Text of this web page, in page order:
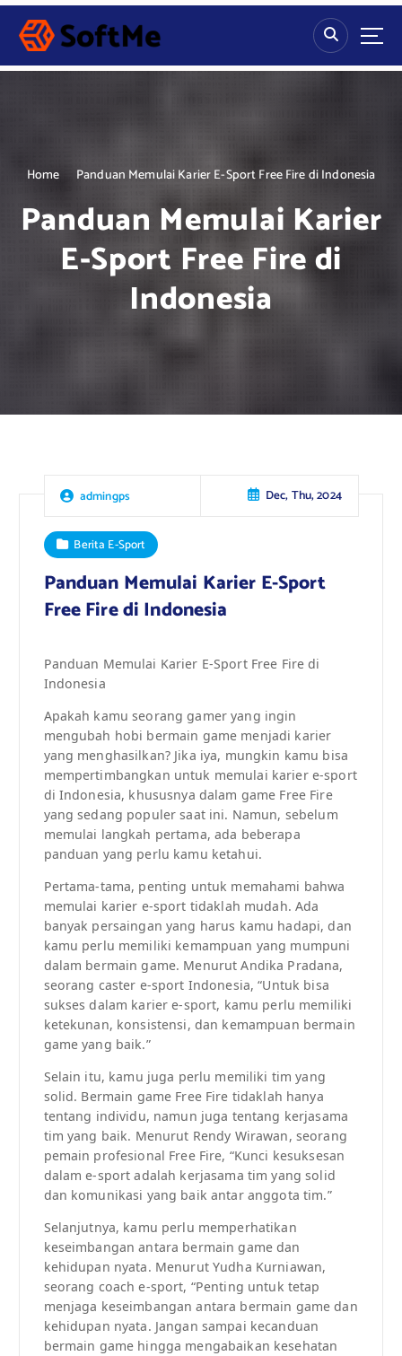
S
p
Home Panduan Memulai Karier E-Sport Free Fire di Indonesia
Panduan Memulai Karier
E-Sport Free Fire di
Indonesia
admingps Dec, Thu, 2024
Berita E-Sport
Panduan Memulai Karier E-Sport
Free Fire di Indonesia
Panduan Memulai Karier E-Sport Free Fire di
Indonesia
Apakah kamu seorang gamer yang ingin
mengubah hobi bermain game menjadi karier
yang menghasilkan? Jika iya, mungkin kamu bisa
mempertimbangkan untuk memulai karier e-sport
di Indonesia, khususnya dalam game Free Fire
yang sedang populer saat ini. Namun, sebelum
memulai langkah pertama, ada beberapa
panduan yang perlu kamu ketahui.
Pertama-tama, penting untuk memahami bahwa
memulai karier e-sport tidaklah mudah. Ada
banyak persaingan yang harus kamu hadapi, dan
kamu perlu memiliki kemampuan yang mumpuni
dalam bermain game. Menurut Andika Pradana,
seorang caster e-sport Indonesia, “Untuk bisa
sukses dalam karier e-sport, kamu perlu memiliki
ketekunan, konsistensi, dan kemampuan bermain
game yang baik.”
Selain itu, kamu juga perlu memiliki tim yang
solid. Bermain game Free Fire tidaklah hanya
tentang individu, namun juga tentang kerjasama
tim yang baik. Menurut Rendy Wirawan, seorang
pemain profesional Free Fire, “Kunci kesuksesan
dalam e-sport adalah kerjasama tim yang solid
dan komunikasi yang baik antar anggota tim.”
Selanjutnya, kamu perlu memperhatikan
keseimbangan antara bermain game dan
kehidupan nyata. Menurut Yudha Kurniawan,
seorang coach e-sport, “Penting untuk tetap
menjaga keseimbangan antara bermain game dan
kehidupan nyata. Jangan sampai kecanduan
bermain game hingga mengabaikan kesehatan